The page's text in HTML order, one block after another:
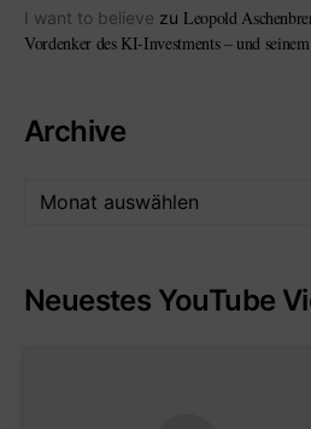
I want to believe zu Leopold
Vordenker des KI-Investments – und
Archive
Neuestes YouTube